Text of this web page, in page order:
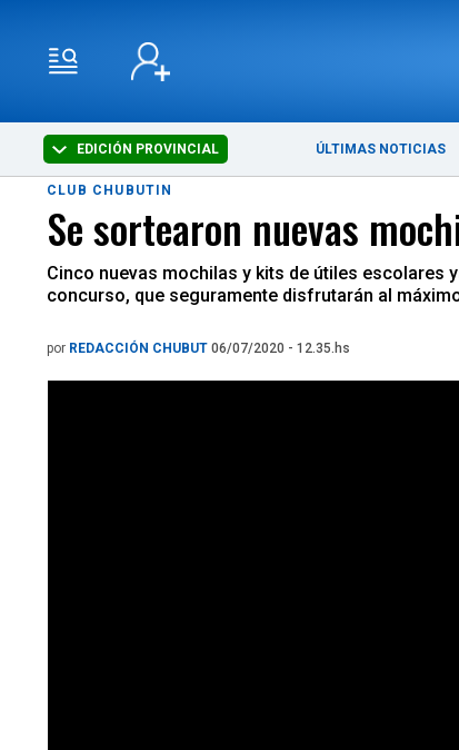
EDICIÓN PROVINCIAL ÚLTIMAS NOTICIAS
CLUB CHUBUTIN
Se sortearon nuevas
Cinco nuevas mochilas y kits de útiles escolares
concurso, que seguramente disfrutarán al
por REDACCIÓN CHUBUT 06/07/2020 - 12.35.hs